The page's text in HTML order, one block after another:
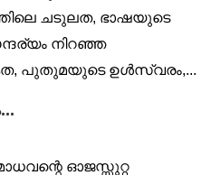
ചടുലത, ഭാഷയുടെ
നിറഞ്ഞ
പുതുമയുടെ ഉൾസ്വരം,...
ഓജസ്സുറ്റ